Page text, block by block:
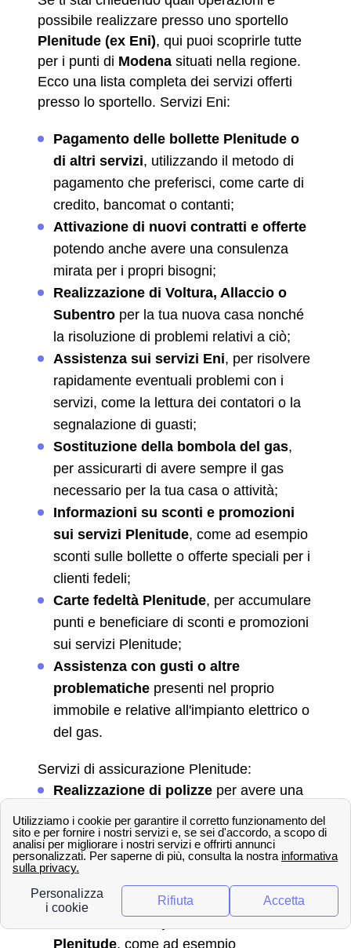
possibile realizzare presso uno sportello
Plenitude (ex Eni), qui puoi scoprirle tutte
per i punti di Modena situati nella regione.
Ecco una lista completa dei servizi offerti
presso lo sportello. Servizi Eni:
Pagamento delle bollette Plenitude o
di altri servizi, utilizzando il metodo di
pagamento che preferisci, come carte di
credito, bancomat o contanti;
Attivazione di nuovi contratti e offerte
potendo anche avere una consulenza
mirata per i propri bisogni;
Realizzazione di Voltura, Allaccio o
Subentro per la tua nuova casa nonché
la risoluzione di problemi relativi a ciò;
Assistenza sui servizi Eni, per risolvere
rapidamente eventuali problemi con i
servizi, come la lettura dei contatori o la
segnalazione di guasti;
Sostituzione della bombola del gas,
per assicurarti di avere sempre il gas
necessario per la tua casa o attività;
Informazioni su sconti e promozioni
sui servizi Plenitude, come ad esempio
sconti sulle bollette o offerte speciali per i
clienti fedeli;
Carte fedeltà Plenitude, per accumulare
punti e beneficiare di sconti e promozioni
sui servizi Plenitude;
Assistenza con gusti o altre
problematiche presenti nel proprio
immobile e relative all'impianto elettrico o
del gas.
Servizi di assicurazione Plenitude:
Realizzazione di polizze per avere una
riducendo le preoccupazioni riguardo ai
propri impianti così come per la propria
famiglia grazie alle assicurazioni
mediche;
Informazioni su polizze e assicurazioni
Plenitude, come ad esempio